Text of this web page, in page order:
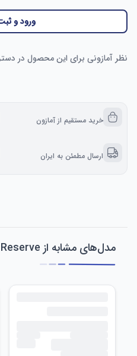
ورود و
نظر آمازونی برای این محصول در
خرید مستقیم از آمازون
ارسال مطمئن به ایران
مدل‌های مشابه از Invicta Reserve